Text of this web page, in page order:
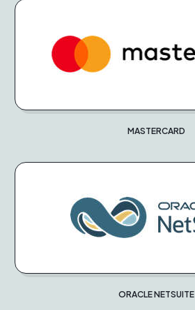
MASTERCARD
ORACLE NETSUITE